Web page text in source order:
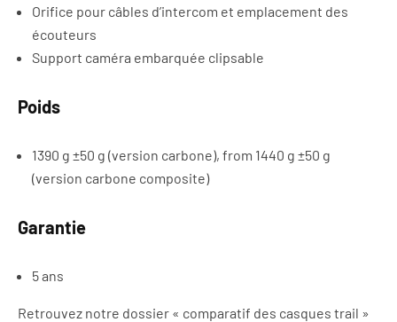
Orifice pour câbles d’intercom et emplacement des
écouteurs
Support caméra embarquée clipsable
Poids
1390 g ±50 g (version carbone), from 1440 g ±50 g
(version carbone composite)
Garantie
5 ans
Retrouvez notre dossier « comparatif des casques trail »